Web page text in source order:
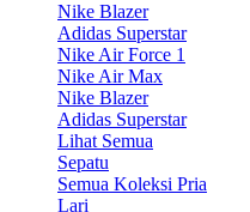
Nike Blazer
Adidas Superstar
Nike Air Force 1
Nike Air Max
Nike Blazer
Adidas Superstar
Lihat Semua
Sepatu
Semua Koleksi Pria
Lari